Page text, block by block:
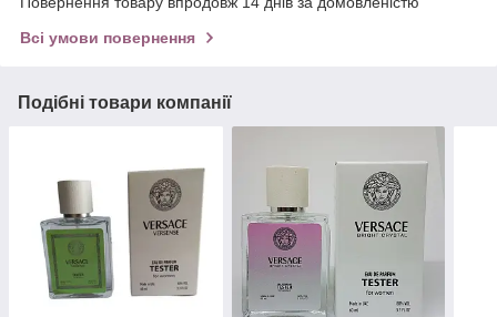
Всі умови повернення
Подібні товари компанії